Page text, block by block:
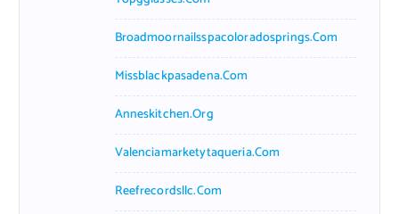
Broadmoornailsspacoloradosprings.com
Missblackpasadena.com
Anneskitchen.org
Valenciamarketytaqueria.com
Reefrecordsllc.com